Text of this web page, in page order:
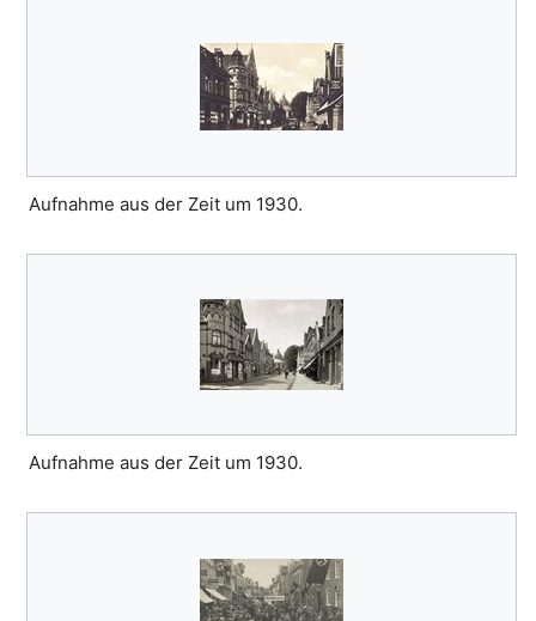
Aufnahme aus der Zeit um 1930.
Aufnahme aus der Zeit um 1930.